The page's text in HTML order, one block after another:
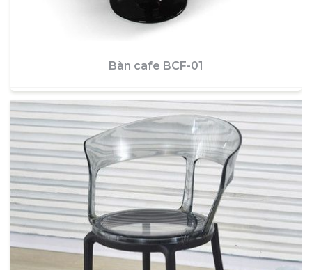
Bàn cafe BCF-01